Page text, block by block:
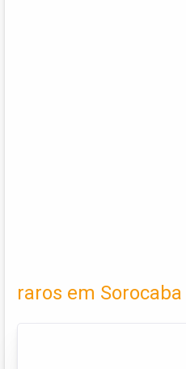
raros em Sorocaba